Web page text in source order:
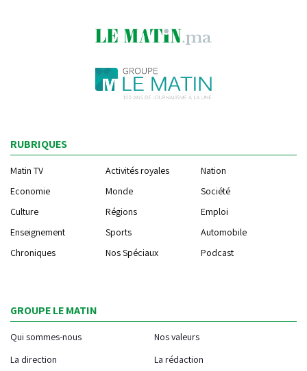
RUBRIQUES
Matin TV Activités royales
Nation
Economie
Monde
Société
Culture
Régions
Emploi
Enseignement
Sports
Automobile
Chroniques
Nos Spéciaux Podcast
GROUPE LE MATIN
Qui sommes-nous
Nos valeurs
La direction
La rédaction